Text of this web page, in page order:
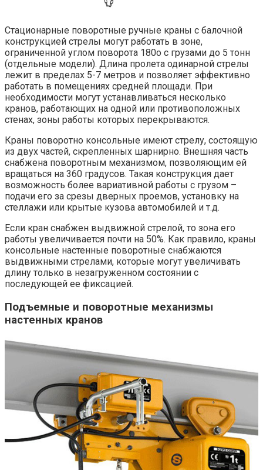
Стационарные поворотные ручные краны с балочной
конструкцией стрелы могут работать в зоне,
ограниченной углом поворота 180о с грузами до 5 тонн
(отдельные модели). Длина пролета одинарной стрелы
лежит в пределах 5-7 метров и позволяет эффективно
работать в помещениях средней площади. При
необходимости могут устанавливаться несколько
кранов, работающих на одной или противоположных
стенах, зоны работы которых перекрываются.
Краны поворотно консольные имеют стрелу, состоящую
из двух частей, скрепленных шарнирно. Внешняя часть
снабжена поворотным механизмом, позволяющим ей
вращаться на 360 градусов. Такая конструкция дает
возможность более вариативной работы с грузом –
подачи его за срезы дверных проемов, установку на
стеллажи или крытые кузова автомобилей и т.д.
Если кран снабжен выдвижной стрелой, то зона его
работы увеличивается почти на 50%. Как правило, краны
консольные настенные поворотные снабжаются
выдвижными стрелами, которые могут увеличивать
длину только в незагруженном состоянии с
последующей ее фиксацией.
Подъемные и поворотные механизмы
настенных кранов